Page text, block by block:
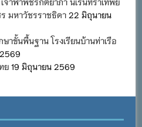
มหาวัชรราชธิดา 22 มิถุนายน
ขั้นพื้นฐาน โรงเรียนบ้านท่าเรือ
ย 19 มิถุนายน 2569